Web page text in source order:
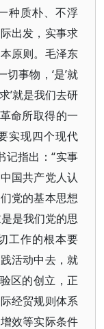
种质朴、不浮
出发，实事求
原则。毛泽东
切事物，‘是’就
’就是我们去研
命所取得的一
实现四个现代
记指出：“实事
国共产党人认
党的基本思想
是我们党的思
工作的根本要
活动中去，就
区的创立，正
经贸规则体系
效等实际条件